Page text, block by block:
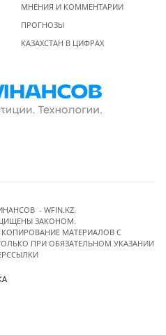
МНЕНИЯ И КОММЕНТАРИИ
ПРОГНОЗЫ
КАЗАХСТАН В ЦИФРАХ
- WFIN.KZ.
ЗАКОНОМ.
МАТЕРИАЛОВ C
ПРИ ОБЯЗАТЕЛЬНОМ УКАЗАНИИ